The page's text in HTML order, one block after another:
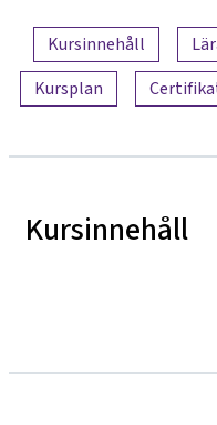
Innehållsöversikt
Kursinnehåll
Kursplan
Kursinnehåll